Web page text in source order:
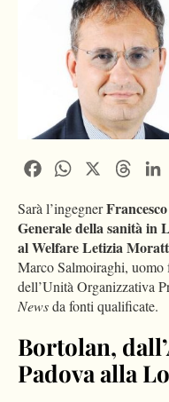
FacebookWhatsApp
Sarà l’ingegner
Generale della sanità in
al Welfare Letizia
Marco Salmoiraghi, uomo
dell’Unità Organizzativa
Newsda fonti qualificate.
Bortolan,
Padova alla